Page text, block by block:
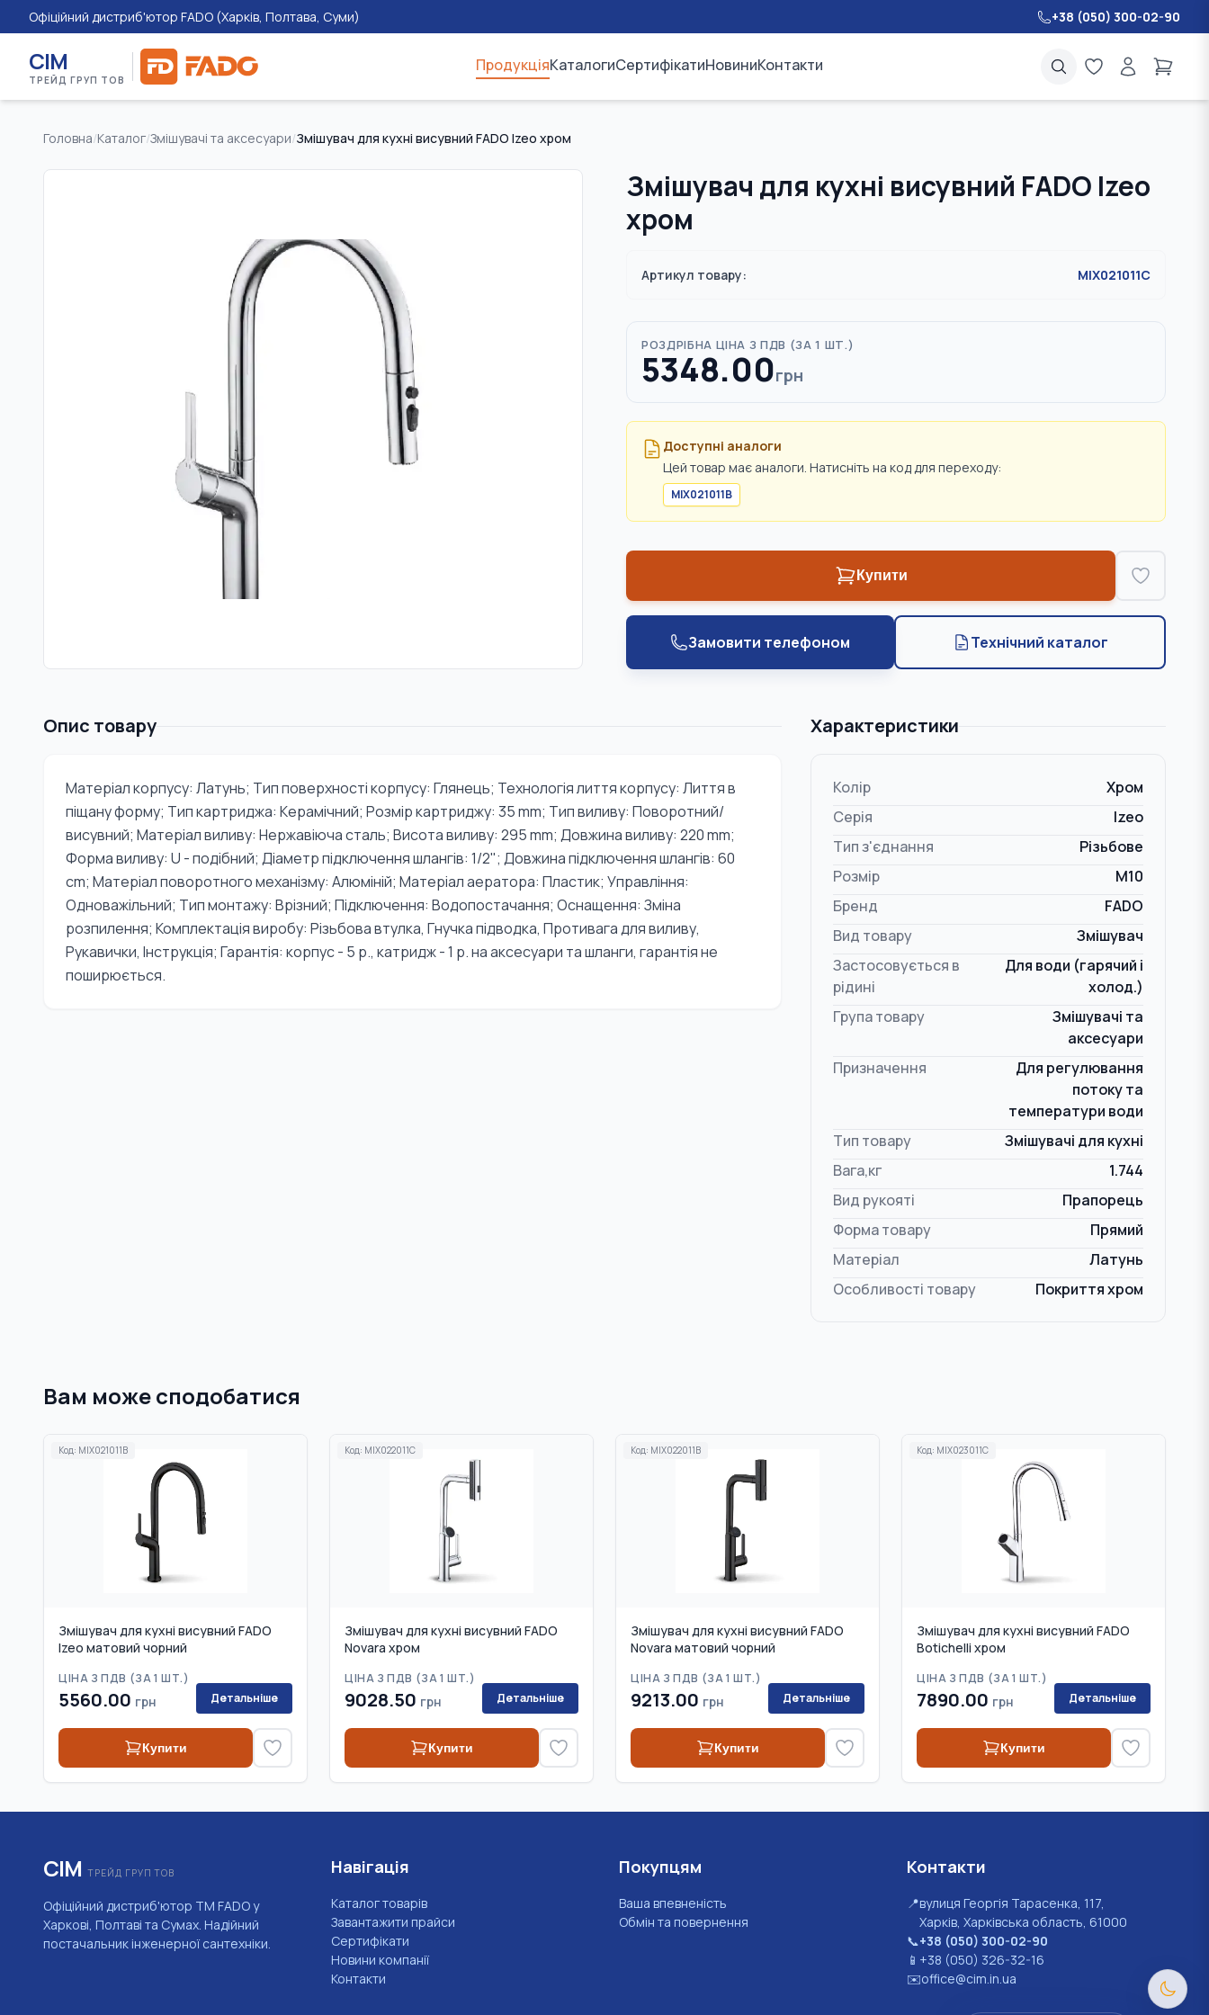
Офіційний дистриб'ютор FADO (Харків, Полтава, Суми) +38 (050) 300-02-90
СІМ
ТРЕЙД ГРУП ТОВ
ПродукціяКаталогиСертифікатиНовиниКонтакти
Головна/Каталог/Змішувачі та аксесуари/Змішувач для кухні висувний FADO Izeo хром
Змішувач для кухні висувний FADO Izeo
хром
Артикул товару: MIX021011C
РОЗДРІБНА ЦІНА З ПДВ (ЗА 1 ШТ.)
5348.00грн
Доступні аналоги
Цей товар має аналоги. Натисніть на код для переходу:
MIX021011B
Купити
Замовити телефоном Технічний каталог
Опис товару
Матеріал корпусу: Латунь; Тип поверхності корпусу: Глянець; Технологія лиття корпусу: Лиття в
піщану форму; Тип картриджа: Керамічний; Розмір картриджу: 35 mm; Тип виливу: Поворотний/
висувний; Матеріал виливу: Нержавіюча сталь; Висота виливу: 295 mm; Довжина виливу: 220 mm;
Форма виливу: U - подібний; Діаметр підключення шлангів: 1/2"; Довжина підключення шлангів: 60
cm; Матеріал поворотного механізму: Алюміній; Матеріал аератора: Пластик; Управління:
Одноважільний; Тип монтажу: Врізний; Підключення: Водопостачання; Оснащення: Зміна
розпилення; Комплектація виробу: Різьбова втулка, Гнучка підводка, Противага для виливу,
Рукавички, Інструкція; Гарантія: корпус - 5 р., катридж - 1 р. на аксесуари та шланги, гарантія не
поширюється.
Характеристики
Колір
Хром
Серія
Izeo
Тип з'єднання
Різьбове
Розмір
M10
Бренд
FADO
Вид товару
Змішувач
Застосовується в
рідині
Для води (гарячий і
холод.)
Група товару
Змішувачі та
аксесуари
Призначення
Для регулювання
потоку та
температури води
Тип товару
Змішувачі для кухні
Вага,кг
1.744
Вид рукояті
Прапорець
Форма товару
Прямий
Матеріал
Латунь
Особливості товару
Покриття хром
Вам може сподобатися
Код: MIX021011B
Змішувач для кухні висувний FADO
Izeo матовий чорний
ЦІНА З ПДВ (ЗА 1 ШТ.)
5560.00 грн Детальніше
Купити
Код: MIX022011C
Змішувач для кухні висувний FADO
Novara хром
ЦІНА З ПДВ (ЗА 1 ШТ.)
9028.50 грн Детальніше
Купити
Код: MIX022011B
Змішувач для кухні висувний FADO
Novara матовий чорний
ЦІНА З ПДВ (ЗА 1 ШТ.)
9213.00 грн Детальніше
Купити
Код: MIX023011C
Змішувач для кухні висувний FADO
Botichelli хром
ЦІНА З ПДВ (ЗА 1 ШТ.)
7890.00 грн Детальніше
Купити
СІМ ТРЕЙД ГРУП ТОВ
Офіційний дистриб'ютор ТМ FADO у
Харкові, Полтаві та Сумах. Надійний
постачальник інженерної сантехніки.
Навігація
Каталог товарів
Завантажити прайси
Сертифікати
Новини компанії
Контакти
Покупцям
Ваша впевненість
Обмін та повернення
Контакти
📍вулиця Георгія Тарасенка, 117,
Харків, Харківська область, 61000
📞+38 (050) 300-02-90
📱 +38 (050) 326-32-16
✉️office@cim.in.ua